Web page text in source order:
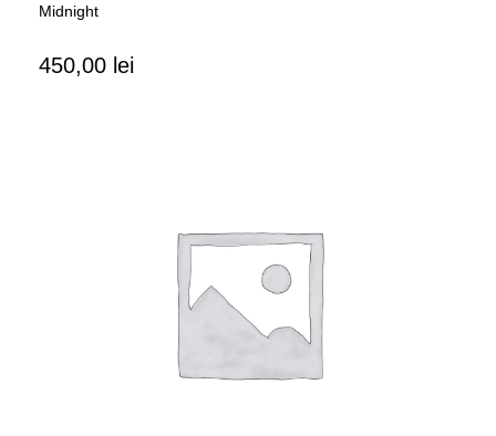
Midnight
450,00 lei